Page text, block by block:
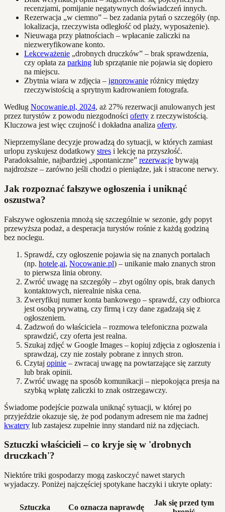
recenzjami, pomijanie negatywnych doświadczeń innych.
Rezerwacja „w ciemno” – bez zadania pytań o szczegóły (np.
lokalizacja, rzeczywista odległość od plaży, wyposażenie).
Nieuwaga przy płatnościach – wpłacanie zaliczki na
niezweryfikowane konto.
Lekceważenie „drobnych druczków” – brak sprawdzenia,
czy opłata za parking lub sprzątanie nie pojawia się dopiero
na miejscu.
Zbytnia wiara w zdjęcia – ignorowanie różnicy między
rzeczywistością a sprytnym kadrowaniem fotografa.
Według Nocowanie.pl, 2024, aż 27% rezerwacji anulowanych jest
przez turystów z powodu niezgodności oferty z rzeczywistością.
Kluczowa jest więc czujność i dokładna analiza oferty.
Nieprzemyślane decyzje prowadzą do sytuacji, w których zamiast
urlopu zyskujesz dodatkowy stres i lekcję na przyszłość.
Paradoksalnie, najbardziej „spontaniczne” rezerwacje bywają
najdroższe – zarówno jeśli chodzi o pieniądze, jak i stracone nerwy.
Jak rozpoznać fałszywe ogłoszenia i uniknąć
oszustwa?
Fałszywe ogłoszenia mnożą się szczególnie w sezonie, gdy popyt
przewyższa podaż, a desperacja turystów rośnie z każdą godziną
bez noclegu.
Sprawdź, czy ogłoszenie pojawia się na znanych portalach
(np. hotele.ai, Nocowanie.pl) – unikanie mało znanych stron
to pierwsza linia obrony.
Zwróć uwagę na szczegóły – zbyt ogólny opis, brak danych
kontaktowych, nierealnie niska cena.
Zweryfikuj numer konta bankowego – sprawdź, czy odbiorca
jest osobą prywatną, czy firmą i czy dane zgadzają się z
ogłoszeniem.
Zadzwoń do właściciela – rozmowa telefoniczna pozwala
sprawdzić, czy oferta jest realna.
Szukaj zdjęć w Google Images – kopiuj zdjęcia z ogłoszenia i
sprawdzaj, czy nie zostały pobrane z innych stron.
Czytaj opinie – zwracaj uwagę na powtarzające się zarzuty
lub brak opinii.
Zwróć uwagę na sposób komunikacji – niepokojąca presja na
szybką wpłatę zaliczki to znak ostrzegawczy.
Świadome podejście pozwala uniknąć sytuacji, w której po
przyjeździe okazuje się, że pod podanym adresem nie ma żadnej
kwatery lub zastajesz zupełnie inny standard niż na zdjęciach.
Sztuczki właścicieli – co kryje się w 'drobnych
druczkach'?
Niektóre triki gospodarzy mogą zaskoczyć nawet starych
wyjadaczy. Poniżej najczęściej spotykane haczyki i ukryte opłaty:
Sztuczka Co oznacza naprawdę
Jak się przed tym